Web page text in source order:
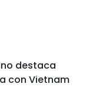
destaca
con Vietnam